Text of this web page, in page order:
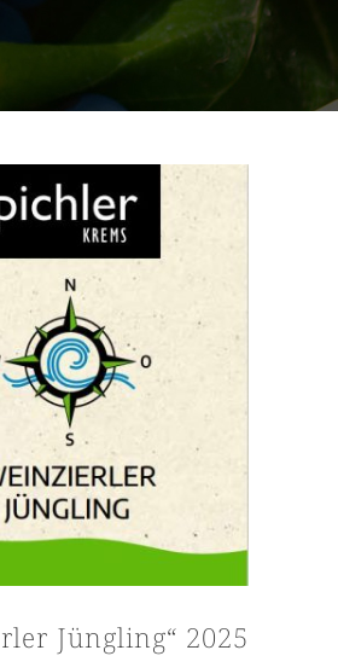
Jüngling“ 2025